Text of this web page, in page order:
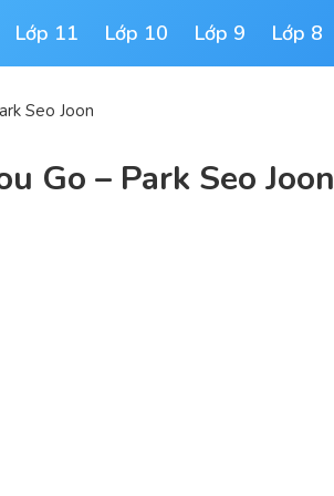
Lớp 11 Lớp 10 Lớp 9 Lớp 8
Seo Joon
Go – Park Seo Joon